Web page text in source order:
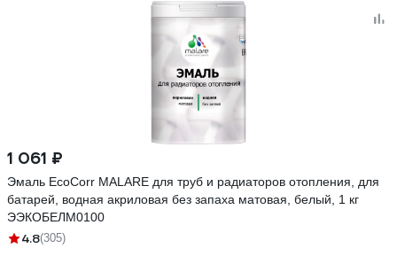
1 061 ₽
Эмаль EcoCorr MALARE для труб и радиаторов отопления, для
батарей, водная акриловая без запаха матовая, белый, 1 кг
ЭЭКОБЕЛМ0100
4.8(305)